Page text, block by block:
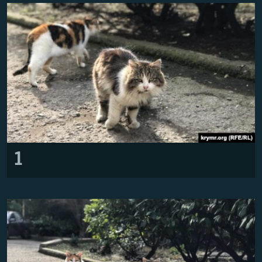
ВІДЕОУРОКИ «ELIFBE»
СВІДЧЕННЯ ОКУПАЦІЇ
УКРАЇНСЬКА ПРОБЛЕМА КРИМУ
ІНФОГРАФІКА
Русский
Qırımtatar
ДОЛУЧАЙСЯ!
Усі сайти RFE/RL
1